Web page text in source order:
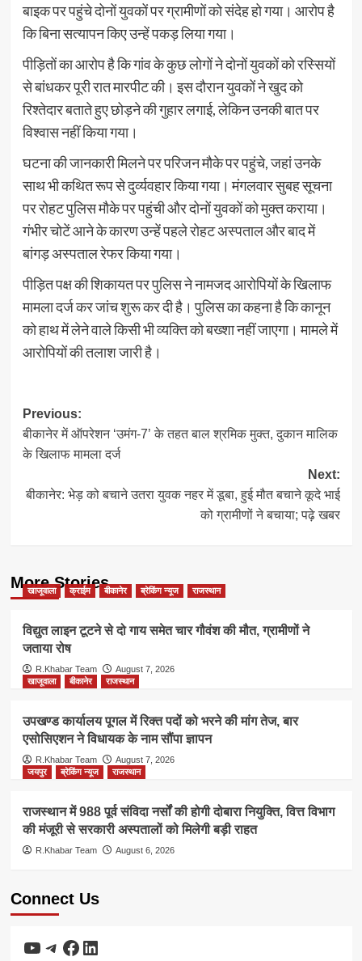
बाइक पर पहुंचे दोनों युवकों पर ग्रामीणों को संदेह हो गया। आरोप है
कि बिना सत्यापन किए उन्हें पकड़ लिया गया।
पीड़ितों का आरोप है कि गांव के कुछ लोगों ने दोनों युवकों को रस्सियों
से बांधकर पूरी रात मारपीट की। इस दौरान युवकों ने खुद को
रिश्तेदार बताते हुए छोड़ने की गुहार लगाई, लेकिन उनकी बात पर
विश्वास नहीं किया गया।
घटना की जानकारी मिलने पर परिजन मौके पर पहुंचे, जहां उनके
साथ भी कथित रूप से दुर्व्यवहार किया गया। मंगलवार सुबह सूचना
पर रोहट पुलिस मौके पर पहुंची और दोनों युवकों को मुक्त कराया।
गंभीर चोटें आने के कारण उन्हें पहले रोहट अस्पताल और बाद में
बांगड़ अस्पताल रेफर किया गया।
पीड़ित पक्ष की शिकायत पर पुलिस ने नामजद आरोपियों के खिलाफ
मामला दर्ज कर जांच शुरू कर दी है। पुलिस का कहना है कि कानून
को हाथ में लेने वाले किसी भी व्यक्ति को बख्शा नहीं जाएगा। मामले में
आरोपियों की तलाश जारी है।
Post
navigation
Previous:
बीकानेर में ऑपरेशन ‘उमंग-7’ के तहत बाल श्रमिक मुक्त, दुकान मालिक
के खिलाफ मामला दर्ज
Next:
बीकानेर: भेड़ को बचाने उतरा युवक नहर में डूबा, हुई मौत बचाने कूदे भाई
को ग्रामीणों ने बचाया; पढ़े खबर
More Stories
खाजूवाला क्राईम बीकानेर ब्रेकिंग न्यूज राजस्थान
विद्युत लाइन टूटने से दो गाय समेत चार गौवंश की मौत, ग्रामीणों ने
जताया रोष
R.Khabar Team
August 7, 2026
खाजूवाला
बीकानेर राजस्थान
उपखण्ड कार्यालय पूगल में रिक्त पदों को भरने की मांग तेज, बार
एसोसिएशन ने विधायक के नाम सौंपा ज्ञापन
R.Khabar Team
August 7, 2026
जयपुर
ब्रेकिंग न्यूज राजस्थान
राजस्थान में 988 पूर्व संविदा नर्सों की होगी दोबारा नियुक्ति, वित्त विभाग
की मंजूरी से सरकारी अस्पतालों को मिलेगी बड़ी राहत
R.Khabar Team August 6, 2026
Connect Us
YouTube
Telegram
Facebook
LinkedIn